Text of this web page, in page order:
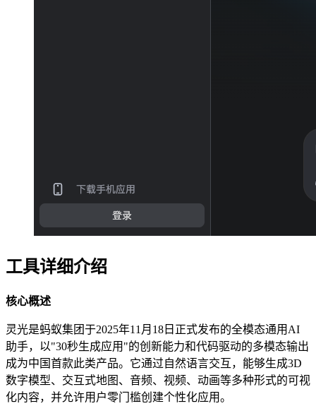
工具详细介绍
核心概述
灵光是蚂蚁集团于2025年11月18日正式发布的全模态通用AI
助手，以"30秒生成应用"的创新能力和代码驱动的多模态输出
成为中国首款此类产品。它通过自然语言交互，能够生成3D
数字模型、交互式地图、音频、视频、动画等多种形式的可视
化内容，并允许用户零门槛创建个性化应用。